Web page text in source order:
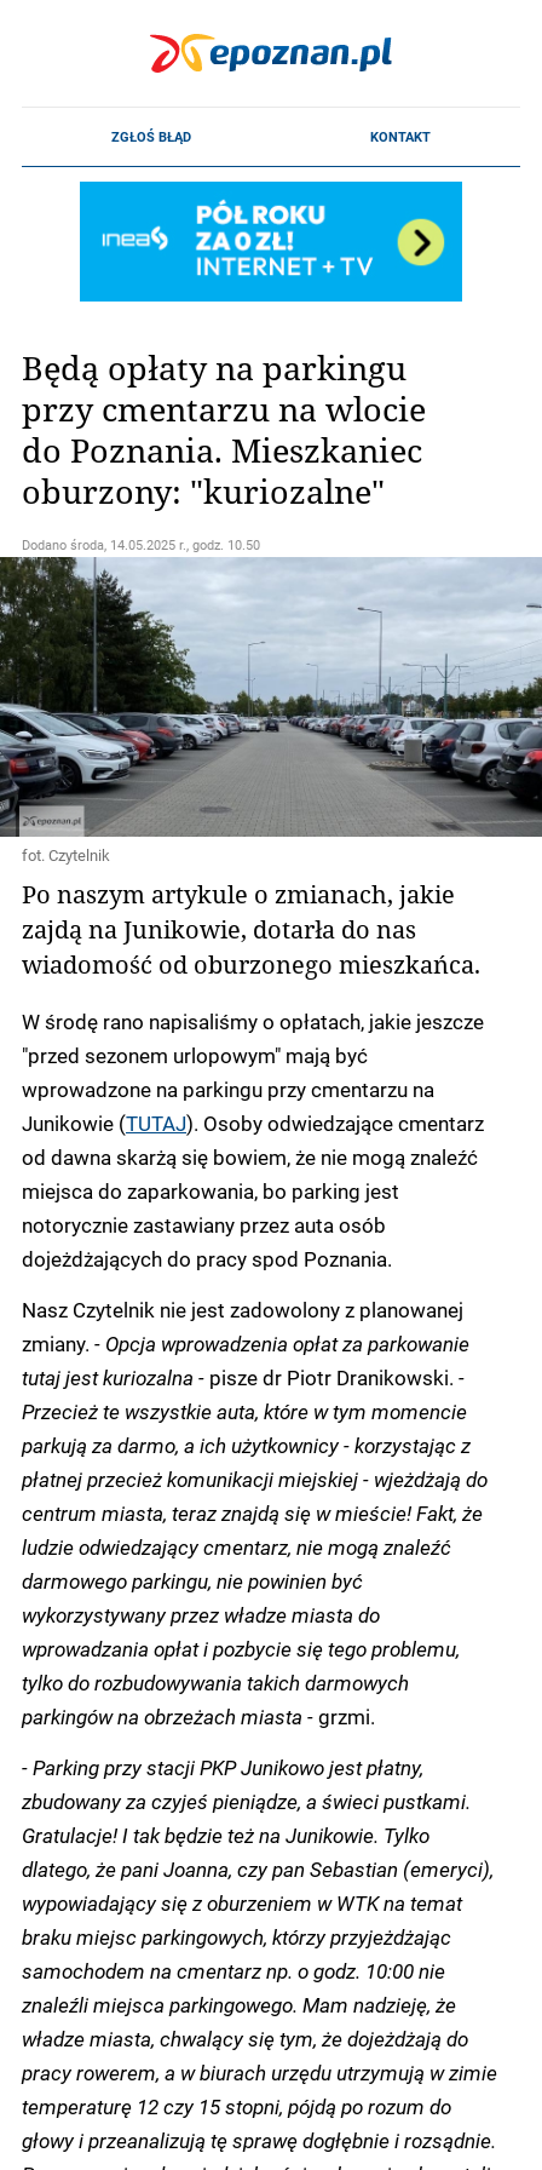
Będą opłaty na parkingu
przy cmentarzu na wlocie
do Poznania. Mieszkaniec
oburzony: "kuriozalne"
Dodano środa, 14.05.2025 r., godz. 10.50
fot. Czytelnik
Po naszym artykule o zmianach, jakie
zajdą na Junikowie, dotarła do nas
wiadomość od oburzonego mieszkańca.
W środę rano napisaliśmy o opłatach, jakie jeszcze
"przed sezonem urlopowym" mają być
wprowadzone na parkingu przy cmentarzu na
Junikowie (TUTAJ). Osoby odwiedzające cmentarz
od dawna skarżą się bowiem, że nie mogą znaleźć
miejsca do zaparkowania, bo parking jest
notorycznie zastawiany przez auta osób
dojeżdżających do pracy spod Poznania.
Nasz Czytelnik nie jest zadowolony z planowanej
zmiany. - Opcja wprowadzenia opłat za parkowanie
tutaj jest kuriozalna - pisze dr Piotr Dranikowski. -
Przecież te wszystkie auta, które w tym momencie
parkują za darmo, a ich użytkownicy - korzystając z
płatnej przecież komunikacji miejskiej - wjeżdżają do
centrum miasta, teraz znajdą się w mieście! Fakt, że
ludzie odwiedzający cmentarz, nie mogą znaleźć
darmowego parkingu, nie powinien być
wykorzystywany przez władze miasta do
wprowadzania opłat i pozbycie się tego problemu,
tylko do rozbudowywania takich darmowych
parkingów na obrzeżach miasta -grzmi.
- Parking przy stacji PKP Junikowo jest płatny,
zbudowany za czyjeś pieniądze, a świeci pustkami.
Gratulacje! I tak będzie też na Junikowie. Tylko
dlatego, że pani Joanna, czy pan Sebastian (emeryci),
wypowiadający się z oburzeniem w WTK na temat
braku miejsc parkingowych, którzy przyjeżdżając
samochodem na cmentarz np. o godz. 10:00 nie
znaleźli miejsca parkingowego. Mam nadzieję, że
władze miasta, chwalący się tym, że dojeżdżają do
pracy rowerem, a w biurach urzędu utrzymują w zimie
temperaturę 12 czy 15 stopni, pójdą po rozum do
głowy i przeanalizują tę sprawę dogłębnie i rozsądnie.